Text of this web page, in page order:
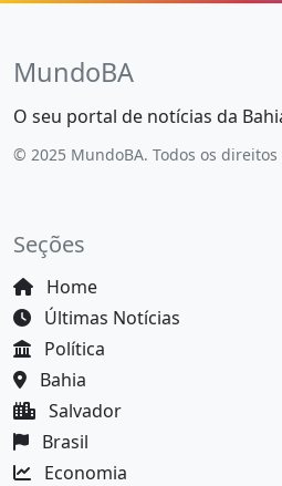
MundoBA
O seu portal de notícias da
© 2025 MundoBA. Todos os direitos
Seções
Home
Últimas Notícias
Política
Bahia
Salvador
Brasil
Economia